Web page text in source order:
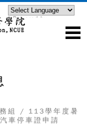
Powered by
組 / 113學年度暑
車停車證申請